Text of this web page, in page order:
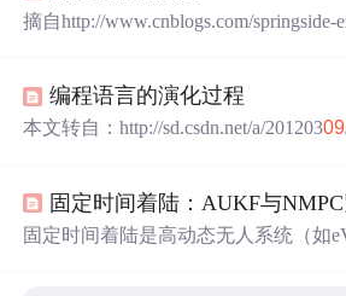
摘自http://www.cnblogs.com/springside-
计算机高级程序设计语言，广泛应用
域。FORTRAN语言以其特有的功能
编程语言的演化过程
本文转自：http://sd.csdn.net/a/20120309
eron200 | 收藏这篇资讯 大型机盛行的60年代开始出现高级
编程语言，大大提高了代码编写效率
固定时间着陆是高动态无人系统（如